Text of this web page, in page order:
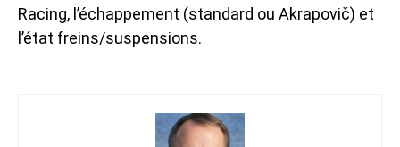
Racing, l’échappement (standard ou Akrapovič) et
l’état freins/suspensions.